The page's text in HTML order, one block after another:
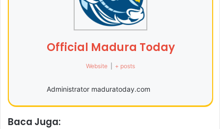
Official Madura Today
Website + posts
Administrator maduratoday.com
Baca Juga: